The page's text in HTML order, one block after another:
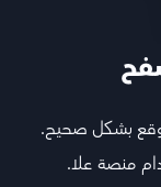
بشكل صحيح.
منصة علا.